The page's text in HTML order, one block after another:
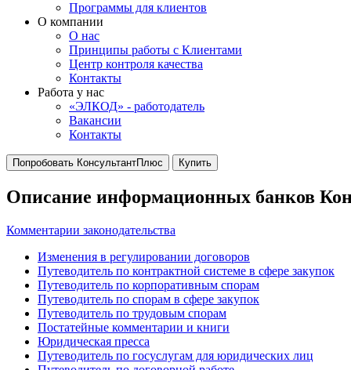
Программы для клиентов
О компании
О нас
Принципы работы с Клиентами
Центр контроля качества
Контакты
Работа у нас
«ЭЛКОД» - работодатель
Вакансии
Контакты
Попробовать КонсультантПлюс Купить
Описание информационных банков
Комментарии законодательства
Изменения в регулировании договоров
Путеводитель по контрактной системе в сфере закупок
Путеводитель по корпоративным спорам
Путеводитель по спорам в сфере закупок
Путеводитель по трудовым спорам
Постатейные комментарии и книги
Юридическая пресса
Путеводитель по госуслугам для юридических лиц